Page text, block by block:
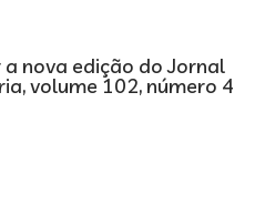
a nova edição do Jornal
volume 102, número 4